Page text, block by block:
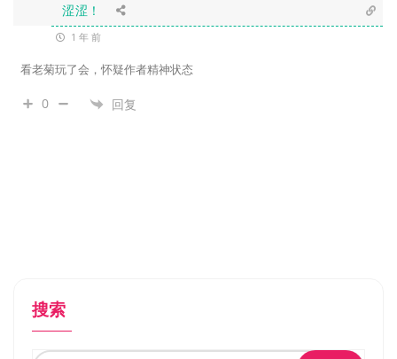
涩涩！
1 年 前
看老菊玩了会，怀疑作者精神状态
0 回复
搜索